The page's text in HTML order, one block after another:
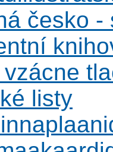
česko
listy